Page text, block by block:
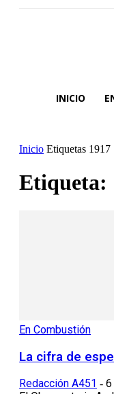
INICIO
Inicio Etiquetas 1917
Etiqueta:
En Combustión
La cifra de
Redacción A451 - 6